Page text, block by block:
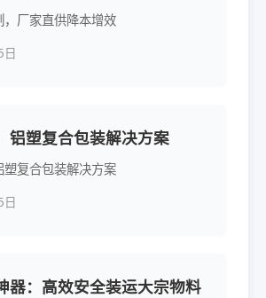
，厂家直供降本增效
日
铝塑复合包装解决方案
塑复合包装解决方案
日
器：高效安全装运大宗物料